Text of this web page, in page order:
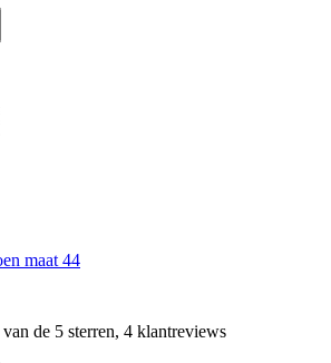
maat 44
de 5 sterren, 4 klantreviews